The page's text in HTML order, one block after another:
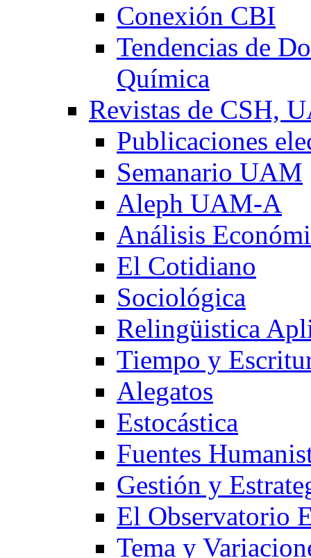
Conexión CBI
Tendencias de
Química
Revistas de CSH,
Publicaciones
Semanario UAM
Aleph UAM-A
Análisis
El Cotidiano
Sociológica
Relingüistica
Tiempo y
Alegatos
Estocástica
Fuentes
Gestión y
El Observatorio
Tema y